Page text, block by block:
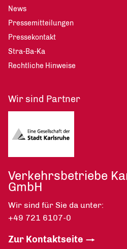
News
Pressemitteilungen
Pressekontakt
Stra-Ba-Ka
Rechtliche Hinweise
Wir sind Partner
Verkehrsbetriebe
GmbH
Wir sind für Sie da unter:
+49 721 6107-0
Zur Kontaktseite